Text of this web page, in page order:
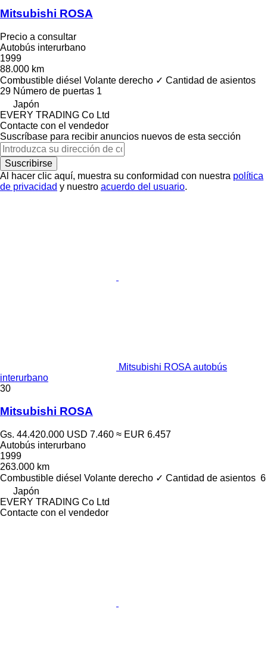
Mitsubishi ROSA
Precio a consultar
Autobús interurbano
1999
88.000 km
Combustible diésel Volante derecho ✓ Cantidad de asientos
29 Número de puertas 1
Japón
EVERY TRADING Co Ltd
Contacte con el vendedor
Suscríbase para recibir anuncios nuevos de esta sección
Suscribirse
Al hacer clic aquí, muestra su conformidad con nuestra política
de privacidad y nuestro acuerdo del usuario.
Mitsubishi ROSA autobús
interurbano
30
Mitsubishi ROSA
Gs. 44.420.000 USD 7.460 ≈ EUR 6.457
Autobús interurbano
1999
263.000 km
Combustible diésel Volante derecho ✓ Cantidad de asientos 6
Japón
EVERY TRADING Co Ltd
Contacte con el vendedor